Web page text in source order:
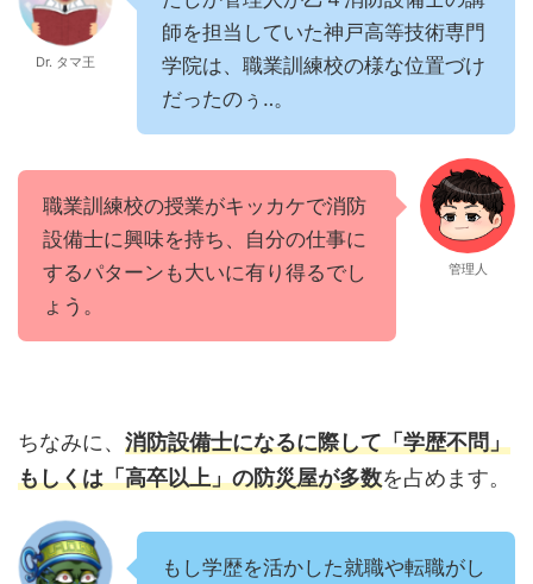
Dr. タマ王
師を担当していた神戸高等技術専門
学院は、職業訓練校の様な位置づけ
だったのぅ‥。
職業訓練校の授業がキッカケで消防
設備士に興味を持ち、自分の仕事に
するパターンも大いに有り得るでし
ょう。
管理人
ちなみに、 消防設備士になるに際して「学歴不問」
もしくは「高卒以上」の防災屋が多数を占めます。
もし学歴を活かした就職や転職がし